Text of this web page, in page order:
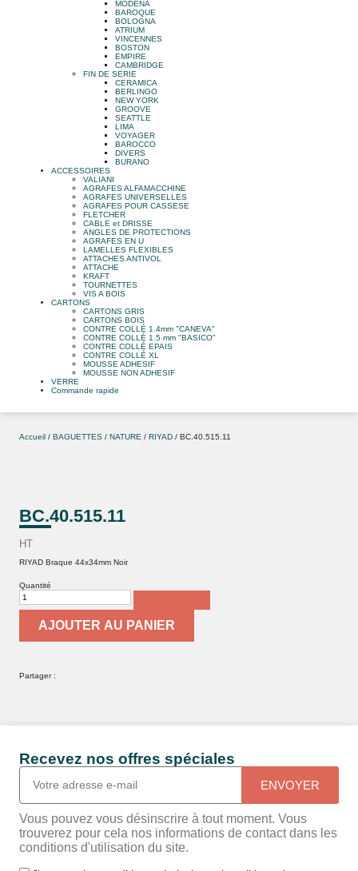
MODENA
BAROQUE
BOLOGNA
ATRIUM
VINCENNES
BOSTON
EMPIRE
CAMBRIDGE
FIN DE SERIE
CERAMICA
BERLINGO
NEW YORK
GROOVE
SEATTLE
LIMA
VOYAGER
BAROCCO
DIVERS
BURANO
ACCESSOIRES
VALIANI
AGRAFES ALFAMACCHINE
AGRAFES UNIVERSELLES
AGRAFES POUR CASSESE
FLETCHER
CABLE et DRISSE
ANGLES DE PROTECTIONS
AGRAFES EN U
LAMELLES FLEXIBLES
ATTACHES ANTIVOL
ATTACHE
KRAFT
TOURNETTES
VIS A BOIS
CARTONS
CARTONS GRIS
CARTONS BOIS
CONTRE COLLÉ 1.4mm "CANEVA"
CONTRE COLLÉ 1.5 mm "BASICO"
CONTRE COLLÉ EPAIS
CONTRE COLLÉ XL
MOUSSE ADHESIF
MOUSSE NON ADHESIF
VERRE
Commande rapide
Accueil / BAGUETTES / NATURE / RIYAD / BC.40.515.11
BC.40.515.11
HT
RIYAD Braque 44x34mm Noir
Quantité
AJOUTER AU PANIER
Partager :
Recevez nos offres spéciales
Vous pouvez vous désinscrire à tout moment. Vous
trouverez pour cela nos informations de contact dans les
conditions d'utilisation du site.
ENVOYER